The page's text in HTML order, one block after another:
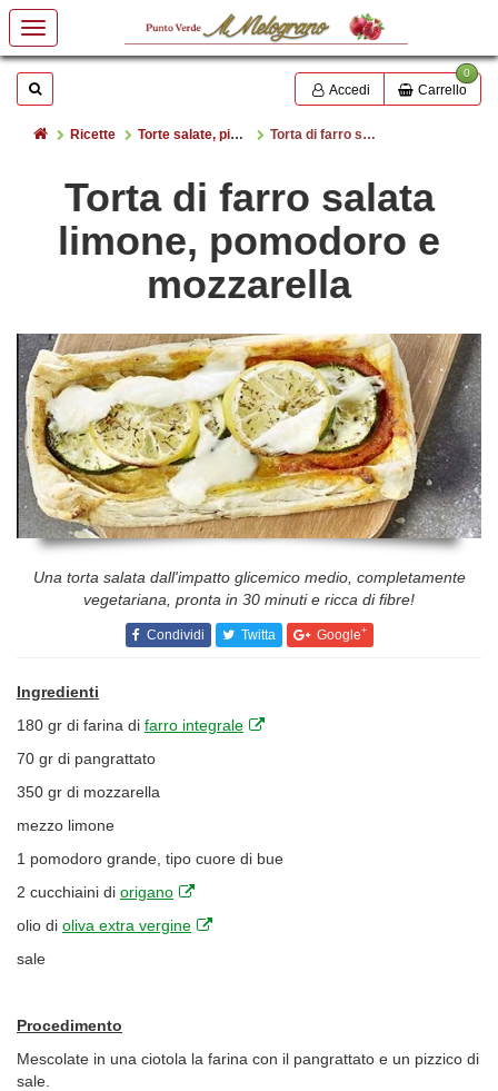
Cerca Accedi
0
Carrello
HomeRicette Torte salate, pizze, panini Torta di farro salata limone, pomodoro e mozzarella
Torta di farro salata
limone, pomodoro e
mozzarella
Una torta salata dall'impatto glicemico medio, completamente
vegetariana, pronta in 30 minuti e ricca di fibre!
Condividi Twitta Google+
Ingredienti
180 gr di farina di farro integrale
70 gr di pangrattato
350 gr di mozzarella
mezzo limone
1 pomodoro grande, tipo cuore di bue
2 cucchiaini di origano
olio di oliva extra vergine
sale
Procedimento
Mescolate in una ciotola la farina con il pangrattato e un pizzico di
sale.